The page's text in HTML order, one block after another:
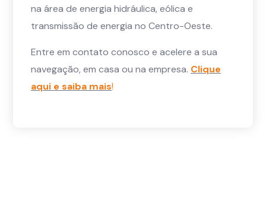
na área de energia hidráulica, eólica e
transmissão de energia no Centro-Oeste.
Entre em contato conosco e acelere a sua
navegação, em casa ou na empresa. Clique
aqui e saiba mais!